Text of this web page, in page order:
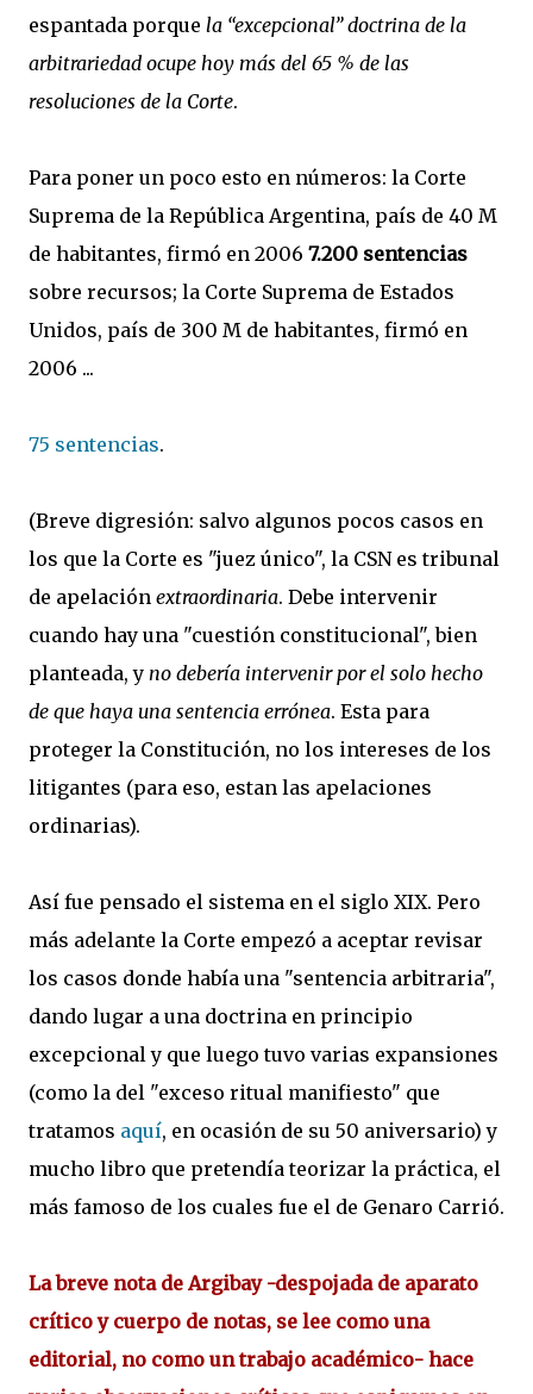
espantada porque la “excepcional” doctrina de la
arbitrariedad ocupe hoy más del 65 % de las
resoluciones de la Corte.
Para poner un poco esto en números: la Corte
Suprema de la República Argentina, país de 40 M
de habitantes, firmó en 2006 7.200 sentencias
sobre recursos; la Corte Suprema de Estados
Unidos, país de 300 M de habitantes, firmó en
2006 ...
75 sentencias.
(Breve digresión: salvo algunos pocos casos en
los que la Corte es "juez único", la CSN es tribunal
de apelación extraordinaria. Debe intervenir
cuando hay una "cuestión constitucional", bien
planteada, y no debería intervenir por el solo hecho
de que haya una sentencia errónea. Esta para
proteger la Constitución, no los intereses de los
litigantes (para eso, estan las apelaciones
ordinarias).
Así fue pensado el sistema en el siglo XIX. Pero
más adelante la Corte empezó a aceptar revisar
los casos donde había una "sentencia arbitraria",
dando lugar a una doctrina en principio
excepcional y que luego tuvo varias expansiones
(como la del "exceso ritual manifiesto" que
tratamos aquí, en ocasión de su 50 aniversario) y
mucho libro que pretendía teorizar la práctica, el
más famoso de los cuales fue el de Genaro Carrió.
La breve nota de Argibay -despojada de aparato
crítico y cuerpo de notas, se lee como una
editorial, no como un trabajo académico- hace